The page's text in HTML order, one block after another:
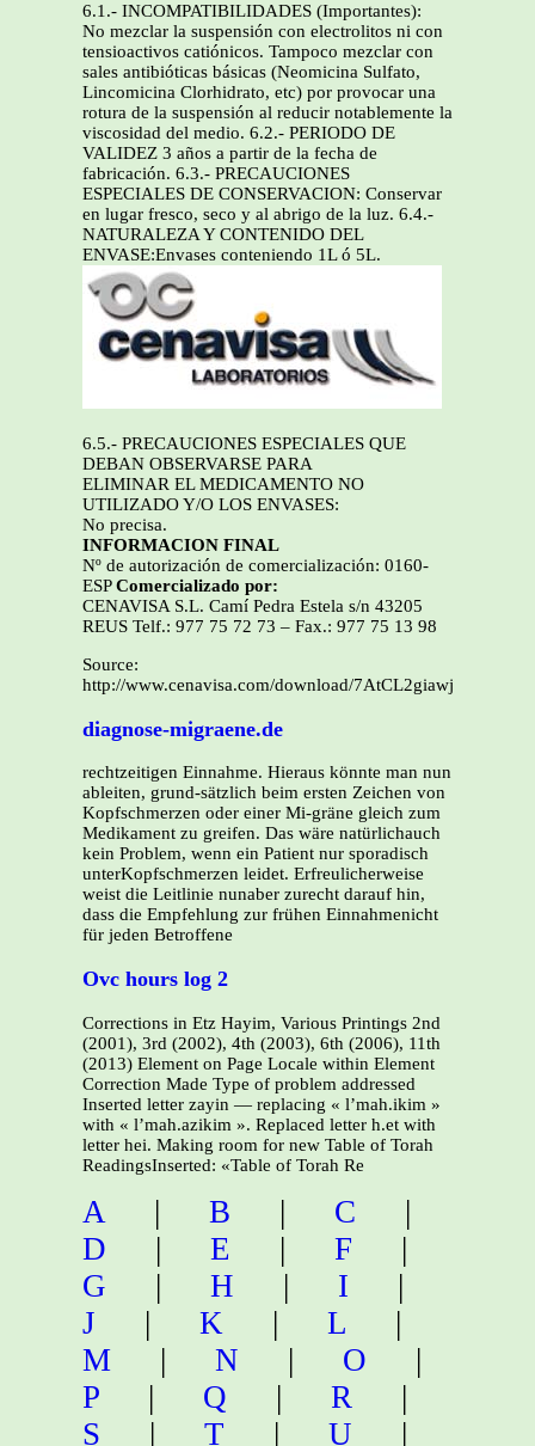
6.1.- INCOMPATIBILIDADES (Importantes):
No mezclar la suspensión con electrolitos ni con
tensioactivos catiónicos. Tampoco mezclar con
sales antibióticas básicas (Neomicina Sulfato,
Lincomicina Clorhidrato, etc) por provocar una
rotura de la suspensión al reducir notablemente la
viscosidad del medio. 6.2.- PERIODO DE
VALIDEZ 3 años a partir de la fecha de
fabricación. 6.3.- PRECAUCIONES
ESPECIALES DE CONSERVACION: Conservar
en lugar fresco, seco y al abrigo de la luz. 6.4.-
NATURALEZA Y CONTENIDO DEL
ENVASE:Envases conteniendo 1L ó 5L.
6.5.- PRECAUCIONES ESPECIALES QUE
DEBAN OBSERVARSE PARA
ELIMINAR EL MEDICAMENTO NO
UTILIZADO Y/O LOS ENVASES:
No precisa.
INFORMACION FINAL
Nº de autorización de comercialización: 0160-
ESPComercializado por:
CENAVISA S.L. Camí Pedra Estela s/n 43205
REUS Telf.: 977 75 72 73 – Fax.: 977 75 13 98
Source:
http://www.cenavisa.com/download/7AtCL2giawjvQml/
diagnose-migraene.de
rechtzeitigen Einnahme. Hieraus könnte man nun
ableiten, grund-sätzlich beim ersten Zeichen von
Kopfschmerzen oder einer Mi-gräne gleich zum
Medikament zu greifen. Das wäre natürlichauch
kein Problem, wenn ein Patient nur sporadisch
unterKopfschmerzen leidet. Erfreulicherweise
weist die Leitlinie nunaber zurecht darauf hin,
dass die Empfehlung zur frühen Einnahmenicht
für jeden Betroffene
Ovc hours log 2
Corrections in Etz Hayim, Various Printings 2nd
(2001), 3rd (2002), 4th (2003), 6th (2006), 11th
(2013) Element on Page Locale within Element
Correction Made Type of problem addressed
Inserted letter zayin — replacing « l’mah.ikim »
with « l’mah.azikim ». Replaced letter h.et with
letter hei. Making room for new Table of Torah
ReadingsInserted: «Table of Torah Re
A | B | C
|
D
| E | F
|
G
| H | I
|
J
| K | L
|
M
| N | O
|
P
| Q | R
|
S
| T | U |